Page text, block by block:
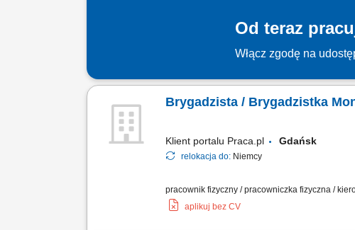
Od teraz
Włącz zgodę na
Brygadzista / Brygadzistka
Klient portalu Praca.pl Gdańsk
relokacja do: Niemcy
pracownik fizyczny / pracowniczka fizyczna /
aplikuj bez CV